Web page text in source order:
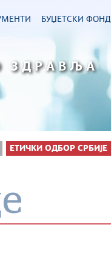
БУЏЕТСКИ ФОНД
ЗДРАВЉА
ЕТИЧКИ ОДБОР СРБИЈЕ